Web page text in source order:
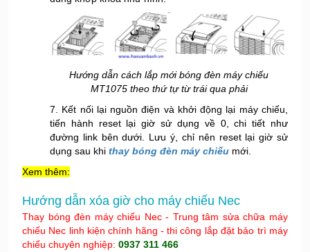
Hướng dẫn cách lắp mới bóng đèn máy chiếu
MT1075 theo thứ tự từ trái qua phải
7. Kết nối lại nguồn điện và khởi động lại máy chiếu,
tiến hành reset lại giờ sử dụng về 0, chi tiết như
đường link bên dưới. Lưu ý, chỉ nên reset lại giờ sử
dụng sau khi thay bóng đèn máy chiếu mới.
Xem thêm:
Hướng dẫn xóa giờ cho máy chiếu Nec
Thay bóng đèn máy chiếu Nec - Trung tâm sửa chữa máy
chiếu Nec linh kiện chính hãng - thi công lắp đặt bảo trì máy
chiếu chuyên nghiệp: 0937 311 466